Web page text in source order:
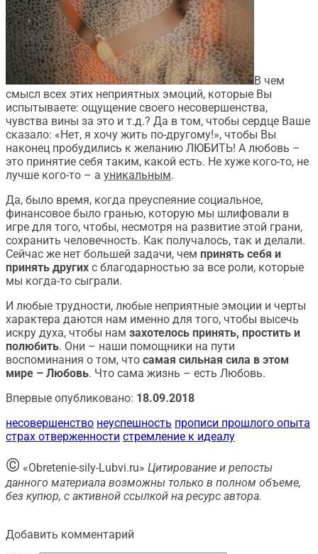
В чем
смысл всех этих неприятных эмоций, которые Вы
испытываете: ощущение своего несовершенства,
чувства вины за это и т.д.? Да в том, чтобы сердце Ваше
сказало: «Нет, я хочу жить по-другому!», чтобы Вы
наконец пробудились к желанию ЛЮБИТЬ! А любовь –
это принятие себя таким, какой есть. Не хуже кого-то, не
лучше кого-то – а уникальным.
Да, было время, когда преуспеяние социальное,
финансовое было гранью, которую мы шлифовали в
игре для того, чтобы, несмотря на развитие этой грани,
сохранить человечность. Как получалось, так и делали.
Сейчас же нет большей задачи, чем принять себя и
принять других с благодарностью за все роли, которые
мы когда-то сыграли.
И любые трудности, любые неприятные эмоции и черты
характера даются нам именно для того, чтобы высечь
искру духа, чтобы нам захотелось принять, простить и
полюбить. Они – наши помощники на пути
воспоминания о том, что самая сильная сила в этом
мире – Любовь. Что сама жизнь – есть Любовь.
Впервые опубликовано: 18.09.2018
несовершенство неуспешность прописи прошлого опыта
страх отверженности стремление к идеалу
© «Obretenie-sily-Lubvi.ru» Цитирование и репосты
данного материала возможны только в полном объеме,
без купюр, с активной ссылкой на ресурс автора.
Добавить комментарий